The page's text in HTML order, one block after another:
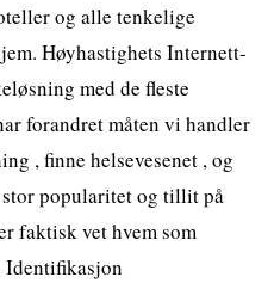
og alle tenkelige
Høyhastighets Internett-
med de fleste
forandret måten vi handler
, finne helsevesenet , og
stor popularitet og tillit på
faktisk vet hvem som
Identifikasjon